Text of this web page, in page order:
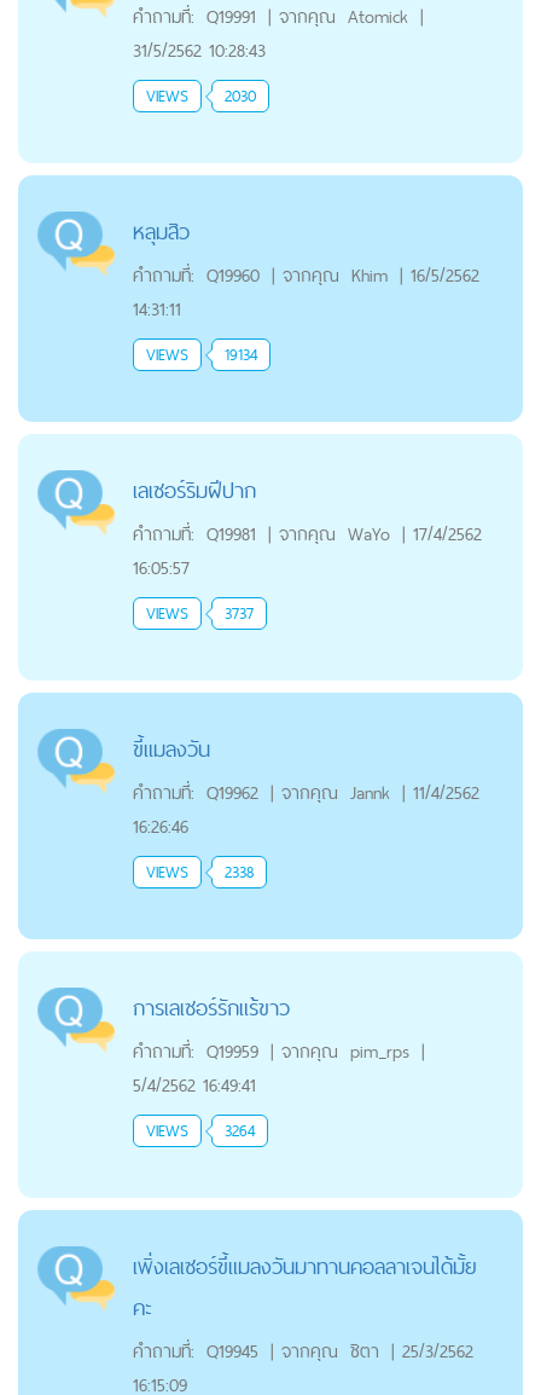
คำถามที่: Q19991 | จากคุณ Atomick |
31/5/2562 10:28:43
VIEWS 2030
หลุมสิว
คำถามที่: Q19960 | จากคุณ Khim | 16/5/2562
14:31:11
VIEWS 19134
เลเซอร์ริมฝีปาก
คำถามที่: Q19981 | จากคุณ WaYo | 17/4/2562
16:05:57
VIEWS 3737
ขี้แมลงวัน
คำถามที่: Q19962 | จากคุณ Jannk | 11/4/2562
16:26:46
VIEWS 2338
การเลเซอร์รักแร้ขาว
คำถามที่: Q19959 | จากคุณ pim_rps |
5/4/2562 16:49:41
VIEWS 3264
เพิ่งเลเซอร์ขี้แมลงวันมาทานคอลลาเจนได้มั้ย
คะ
คำถามที่: Q19945 | จากคุณ ชิตา | 25/3/2562
16:15:09